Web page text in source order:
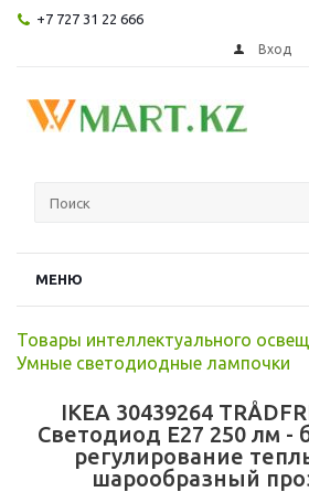
+7 727 31 22 666
Вход
МЕНЮ
Товары интеллектуального
Умные светодиодные лампочки
IKEA 30439264
Светодиод E27 250 лм -
регулирование
шарообразный